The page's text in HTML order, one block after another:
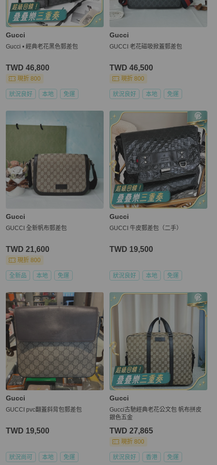
Gucci
Gucci • 經典老花黑色郵差包
TWD 46,800
現折 800
狀況良好 本地 免運
Gucci
GUCCI 老花磁吸掀蓋郵差包
TWD 46,500
現折 800
狀況良好 本地 免運
Gucci
GUCCI 全新帆布郵差包
TWD 21,600
現折 800
全新品 本地 免運
Gucci
GUCCI 牛皮郵差包（二手）
TWD 19,500
狀況良好 本地 免運
Gucci
GUCCI pvc翻蓋斜背包郵差包
TWD 19,500
狀況尚可 本地 免運
Gucci
Gucci古馳經典老花公文包 帆布拼皮
銀色五金
TWD 27,865
現折 800
狀況良好 香港 免運